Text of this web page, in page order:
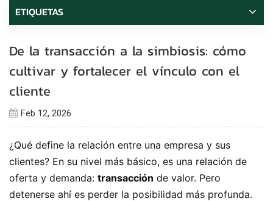
ETIQUETAS
De la transacción a la simbiosis: cómo
cultivar y fortalecer el vínculo con el
cliente
Feb 12, 2026
¿Qué define la relación entre una empresa y sus
clientes? En su nivel más básico, es una relación de
oferta y demanda: transacción de valor. Pero
detenerse ahí es perder la posibilidad más profunda.